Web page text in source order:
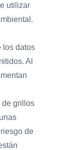
utilizar
los datos
Al
de grillos
de